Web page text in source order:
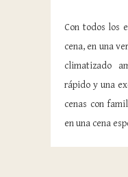
Con todos los
cena, en una
climatizado
rápido y una
cenas con
en una cena